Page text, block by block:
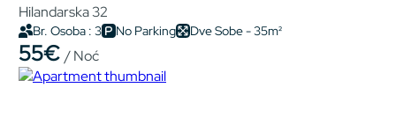
Hilandarska 32
Br. Osoba : 3 No Parking Dve Sobe - 35m²
55€ / Noć